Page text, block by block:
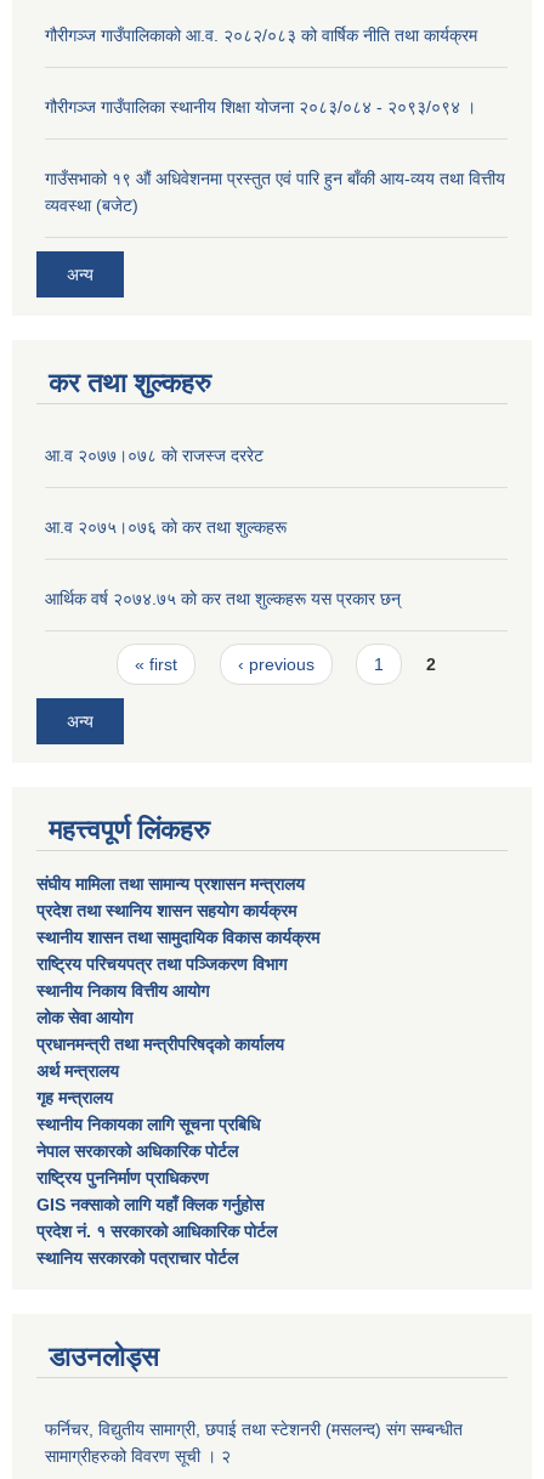
गौरीगञ्ज गाउँपालिकाको आ.व. २०८२/०८३ को वार्षिक नीति तथा कार्यक्रम
गौरीगञ्ज गाउँपालिका स्थानीय शिक्षा योजना २०८३/०८४ - २०९३/०९४ ।
गाउँसभाको १९ ‌औं अधिवेशनमा प्रस्तुत एवं पारि हुन बाँकी आय-व्यय तथा वित्तीय
व्यवस्था (बजेट)
अन्य
कर तथा शुल्कहरु
आ‍.व २०७७।०७८ काे राजस्ज दररेट
आ.व २०७५।०७६ काे कर तथा शुल्कहरू
आर्थिक वर्ष २०७४.७५ काे कर तथा शुल्कहरू यस प्रकार छन्
Pages« first ‹ previous 1 2
अन्य
महत्त्वपूर्ण लिंकहरु
संघीय मामिला तथा सामान्य प्रशासन मन्त्रालय
प्रदेश तथा स्थानिय शासन सहयोग कार्यक्रम
स्थानीय शासन तथा सामुदायिक विकास कार्यक्रम
राष्ट्रिय परिचयपत्र तथा पञ्जिकरण विभाग
स्थानीय निकाय वित्तीय आयोग
लोक सेवा आयोग
प्रधानमन्त्री तथा मन्त्रीपरिषद्को कार्यालय
अर्थ मन्त्रालय
गृह मन्त्रालय
स्थानीय निकायका लागि सूचना प्रबिधि
नेपाल सरकारको अधिकारिक पोर्टल
राष्ट्रिय पुननिर्माण प्राधिकरण
GIS नक्साको लागि यहाँ क्लिक गर्नुहोस
प्रदेश नं. १ सरकारको आधिकारिक पोर्टल
स्थानिय सरकारको पत्राचार पोर्टल
डाउनलोड्स
फर्निचर, विद्युतीय सामाग्री, छपाई तथा स्टेशनरी (मसलन्द) संग सम्बन्धीत
सामाग्रीहरुको विवरण सूची । २